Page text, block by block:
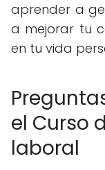
aprender a
a mejorar tu
en tu vida
el Curso
laboral